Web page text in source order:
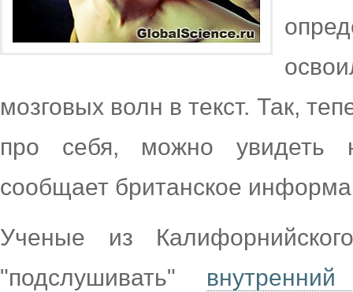
мозговых волн в текст. Так,
про себя, можно увидеть
сообщает британское
Ученые из
"подслушивать"